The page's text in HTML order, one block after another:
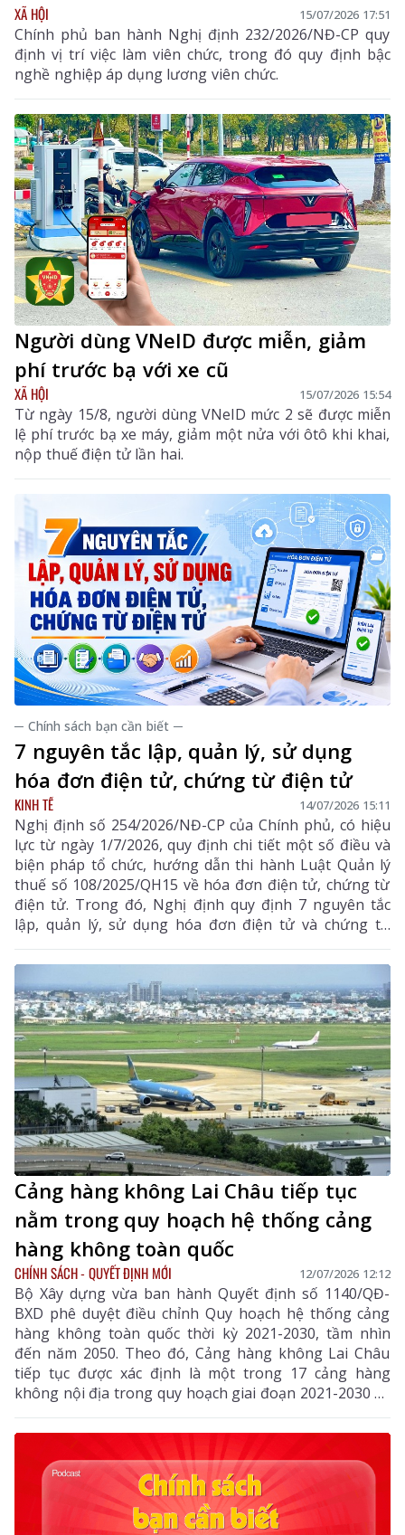
XÃ HỘI 15/07/2026 17:51
Chính phủ ban hành Nghị định 232/2026/NĐ-CP quy
định vị trí việc làm viên chức, trong đó quy định bậc
nghề nghiệp áp dụng lương viên chức.
Người dùng VNeID được miễn, giảm
phí trước bạ với xe cũ
XÃ HỘI 15/07/2026 15:54
Từ ngày 15/8, người dùng VNeID mức 2 sẽ được miễn
lệ phí trước bạ xe máy, giảm một nửa với ôtô khi khai,
nộp thuế điện tử lần hai.
─ Chính sách bạn cần biết ─
7 nguyên tắc lập, quản lý, sử dụng
hóa đơn điện tử, chứng từ điện tử
KINH TẾ 14/07/2026 15:11
Nghị định số 254/2026/NĐ-CP của Chính phủ, có hiệu
lực từ ngày 1/7/2026, quy định chi tiết một số điều và
biện pháp tổ chức, hướng dẫn thi hành Luật Quản lý
thuế số 108/2025/QH15 về hóa đơn điện tử, chứng từ
điện tử. Trong đó, Nghị định quy định 7 nguyên tắc
lập, quản lý, sử dụng hóa đơn điện tử và chứng từ
điện tử, góp phần chuẩn hóa dữ liệu, tăng cường hiệu
quả quản lý thuế, bảo đảm tính minh bạch, chính xác
trong các giao dịch mua bán hàng hóa, cung cấp dịch
vụ, đồng thời tạo thuận lợi cho tổ chức, doanh nghiệp
và người dân trong quá trình thực hiện nghĩa vụ thuế.
Cảng hàng không Lai Châu tiếp tục
nằm trong quy hoạch hệ thống cảng
hàng không toàn quốc
CHÍNH SÁCH - QUYẾT ĐỊNH MỚI 12/07/2026 12:12
Bộ Xây dựng vừa ban hành Quyết định số 1140/QĐ-
BXD phê duyệt điều chỉnh Quy hoạch hệ thống cảng
hàng không toàn quốc thời kỳ 2021-2030, tầm nhìn
đến năm 2050. Theo đó, Cảng hàng không Lai Châu
tiếp tục được xác định là một trong 17 cảng hàng
không nội địa trong quy hoạch giai đoạn 2021-2030 và
tầm nhìn đến năm 2050.